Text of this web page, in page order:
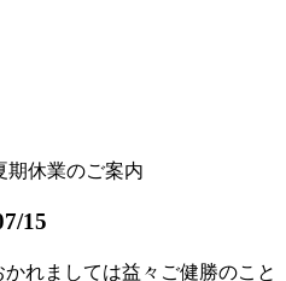
期休業のご案内
15
れましては益々ご健勝のこと